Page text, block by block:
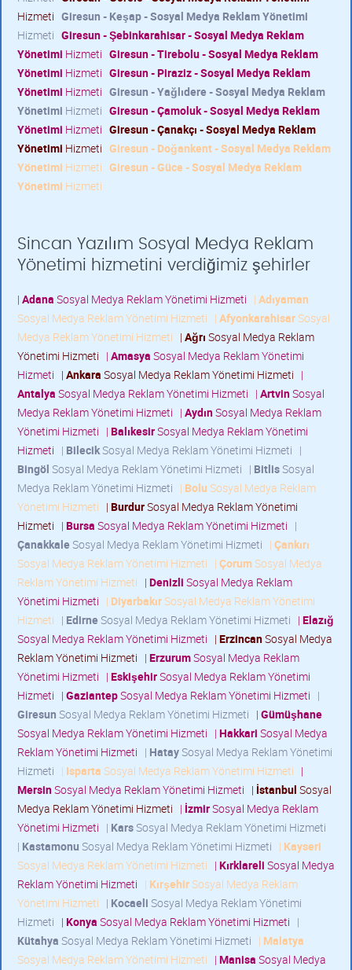
Hizmeti Giresun - Keşap - Sosyal Medya Reklam Yönetimi
Hizmeti Giresun - Şebinkarahisar - Sosyal Medya Reklam
Yönetimi Hizmeti Giresun - Tirebolu - Sosyal Medya Reklam
Yönetimi Hizmeti Giresun - Piraziz - Sosyal Medya Reklam
Yönetimi Hizmeti Giresun - Yağlıdere - Sosyal Medya Reklam
Yönetimi Hizmeti Giresun - Çamoluk - Sosyal Medya Reklam
Yönetimi Hizmeti Giresun - Çanakçı - Sosyal Medya Reklam
Yönetimi Hizmeti Giresun - Doğankent - Sosyal Medya Reklam
Yönetimi Hizmeti Giresun - Güce - Sosyal Medya Reklam
Yönetimi Hizmeti
Sincan Yazılım Sosyal Medya Reklam
Yönetimi hizmetini verdiğimiz şehirler
| Adana Sosyal Medya Reklam Yönetimi Hizmeti | Adıyaman
Sosyal Medya Reklam Yönetimi Hizmeti | AfyonkarahisarSosyal
Medya Reklam Yönetimi Hizmeti | Ağrı Sosyal Medya Reklam
Yönetimi Hizmeti | Amasya Sosyal Medya Reklam Yönetimi
Hizmeti | Ankara Sosyal Medya Reklam Yönetimi Hizmeti |
Antalya Sosyal Medya Reklam Yönetimi Hizmeti | ArtvinSosyal
Medya Reklam Yönetimi Hizmeti | AydınSosyal Medya Reklam
Yönetimi Hizmeti | BalıkesirSosyal Medya Reklam Yönetimi
Hizmeti | BilecikSosyal Medya Reklam Yönetimi Hizmeti |
Bingöl Sosyal Medya Reklam Yönetimi Hizmeti | BitlisSosyal
Medya Reklam Yönetimi Hizmeti | Bolu Sosyal Medya Reklam
Yönetimi Hizmeti | BurdurSosyal Medya Reklam Yönetimi
Hizmeti | Bursa Sosyal Medya Reklam Yönetimi Hizmeti |
Çanakkale Sosyal Medya Reklam Yönetimi Hizmeti | Çankırı
Sosyal Medya Reklam Yönetimi Hizmeti | ÇorumSosyal Medya
Reklam Yönetimi Hizmeti | Denizli Sosyal Medya Reklam
Yönetimi Hizmeti | DiyarbakırSosyal Medya Reklam Yönetimi
Hizmeti | Edirne Sosyal Medya Reklam Yönetimi Hizmeti | Elazığ
Sosyal Medya Reklam Yönetimi Hizmeti | ErzincanSosyal Medya
Reklam Yönetimi Hizmeti | ErzurumSosyal Medya Reklam
Yönetimi Hizmeti | EskişehirSosyal Medya Reklam Yönetimi
Hizmeti | GaziantepSosyal Medya Reklam Yönetimi Hizmeti |
Giresun Sosyal Medya Reklam Yönetimi Hizmeti | Gümüşhane
Sosyal Medya Reklam Yönetimi Hizmeti | Hakkari Sosyal Medya
Reklam Yönetimi Hizmeti | HataySosyal Medya Reklam Yönetimi
Hizmeti | Isparta Sosyal Medya Reklam Yönetimi Hizmeti |
MersinSosyal Medya Reklam Yönetimi Hizmeti | İstanbul Sosyal
Medya Reklam Yönetimi Hizmeti | İzmirSosyal Medya Reklam
Yönetimi Hizmeti | KarsSosyal Medya Reklam Yönetimi Hizmeti
| Kastamonu Sosyal Medya Reklam Yönetimi Hizmeti | Kayseri
Sosyal Medya Reklam Yönetimi Hizmeti | Kırklareli Sosyal Medya
Reklam Yönetimi Hizmeti | KırşehirSosyal Medya Reklam
Yönetimi Hizmeti | Kocaeli Sosyal Medya Reklam Yönetimi
Hizmeti | Konya Sosyal Medya Reklam Yönetimi Hizmeti |
Kütahya Sosyal Medya Reklam Yönetimi Hizmeti | Malatya
Sosyal Medya Reklam Yönetimi Hizmeti | Manisa Sosyal Medya